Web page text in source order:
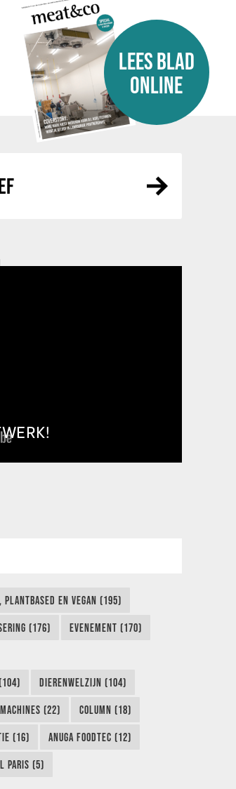
LEES BLAD
ONLINE
PLANTBASED EN VEGAN (195)
(176) EVENEMENT (170)
DIERENWELZIJN (104)
(22) COLUMN (18)
(16) ANUGA FOODTEC (12)
PARIS (5)